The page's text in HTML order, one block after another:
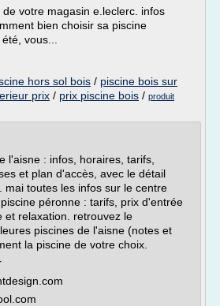
votre magasin e.leclerc. infos
bien choisir sa piscine
vous...
hors sol bois / piscine bois sur
prix / prix piscine bois / produit
l'aisne : infos, horaires, tarifs,
et plan d'accès, avec le détail
mai toutes les infos sur le centre
péronne : tarifs, prix d'entrée
et relaxation. retrouvez le
piscines de l'aisne (notes et
la piscine de votre choix.